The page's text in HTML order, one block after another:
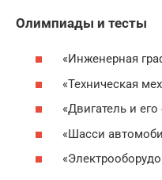
Олимпиады и тесты
«Инженерная
«Техническая
«Двигатель и
«Шасси